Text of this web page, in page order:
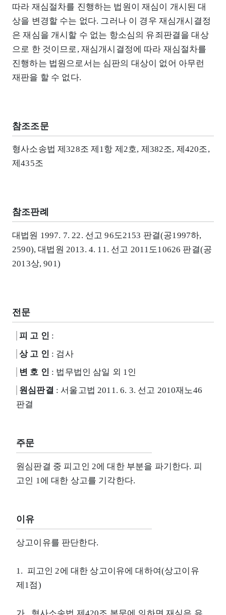
따라 재심절차를 진행하는 법원이 재심이 개시된 대
상을 변경할 수는 없다. 그러나 이 경우 재심개시결정
은 재심을 개시할 수 없는 항소심의 유죄판결을 대상
으로 한 것이므로, 재심개시결정에 따라 재심절차를
진행하는 법원으로서는 심판의 대상이 없어 아무런
재판을 할 수 없다.
참조조문
형사소송법 제328조 제1항 제2호, 제382조, 제420조,
제435조
참조판례
대법원 1997. 7. 22. 선고 96도2153 판결(공1997하,
2590), 대법원 2013. 4. 11. 선고 2011도10626 판결(공
2013상, 901)
전문
피 고 인 :
상 고 인 : 검사
변 호 인 : 법무법인 삼일 외 1인
원심판결 : 서울고법 2011. 6. 3. 선고 2010재노46
판결
주문
원심판결 중 피고인 2에 대한 부분을 파기한다. 피
고인 1에 대한 상고를 기각한다.
이유
상고이유를 판단한다.
1. 피고인 2에 대한 상고이유에 대하여(상고이유
제1점)
가. 형사소송법 제420조 본문에 의하면 재심은 유